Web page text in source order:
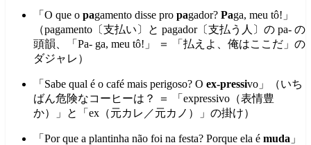
「O que o pagamento disse pro pagador? Paga, meu tô!」
（pagamento〔支払い〕と pagador〔支払う人〕の pa- の
頭韻、「Pa- ga, meu tô!」 ＝ 「払えよ、俺はここだ」の
ダジャレ）
「Sabe qual é o café mais perigoso? O ex-pressivo」（いち
ばん危険なコーヒーは？ ＝ 「expressivo（表情豊
か）」と「ex（元カレ／元カノ）」の掛け）
「Por que a plantinha não foi na festa? Porque ela é muda 」